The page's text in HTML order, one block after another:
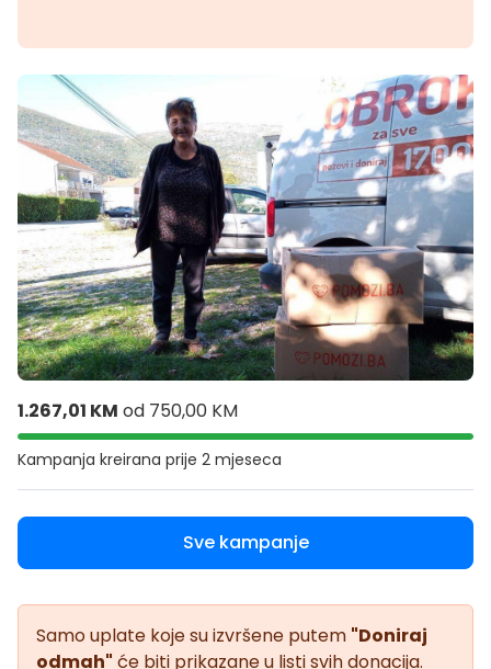
1.267,01 KM od 750,00 KM
Kampanja kreirana prije 2 mjeseca
Sve kampanje
Samo uplate koje su izvršene putem "Doniraj
odmah" će biti prikazane u listi svih donacija.